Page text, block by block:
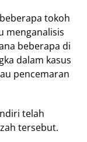
tokoh
menganalisis
beberapa di
dalam kasus
pencemaran
telah
tersebut.